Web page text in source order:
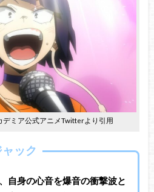
デミア公式アニメTwitterより引用
ック
自身の心音を爆音の衝撃波と